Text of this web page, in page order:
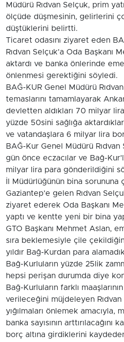
Müdürü Rıdvan Selçuk, prim
ölçüde düşmesinin, gelirlerini
düştüklerini belirtti.
Ticaret odasını ziyaret eden
Rıdvan Selçuk’a Oda Başkanı
aktardı ve banka önlerinde
önlenmesi gerektiğini söyledi.
BAĞ-KUR Genel Müdürü
temaslarını tamamlayarak
devletten aldıkları 70 milyar
yüzde 50sini sağlığa
ve vatandaşlara 6 milyar lira
BAĞ-Kur Genel Müdürü
gün önce eczacılar ve Bağ-
milyar lira para gönderildiğini
İl Müdürlüğünün bina sorununa
Gaziantep’e gelen Rıdvan
ziyaret ederek Oda Başkanı
yaptı ve kentte yeni bir bina
GTO Başkanı Mehmet Aslan,
sıra beklemesiyle çile
yıldır Bağ-Kurdan para
Bağ-Kurluların yüzde 25lik
hepsi perişan durumda diye
Bağ-Kurluların farklı
verileceğini müjdeleyen
yığılmaları önlemek amacıyla,
banka sayısının
borç altına girdiklerini